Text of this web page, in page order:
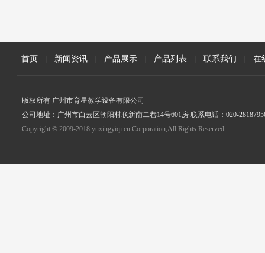
首页 新闻资讯 产品展示 产品列表 联系我们 在
版权所有 广州市育星教学设备有限公司
公司地址：广州市白云区朝阳村联新南二巷14号601房 联系电话：020-
Copyright © 2009-2018 yuxingyiqi.cn Corporation,All Rights Reserved.